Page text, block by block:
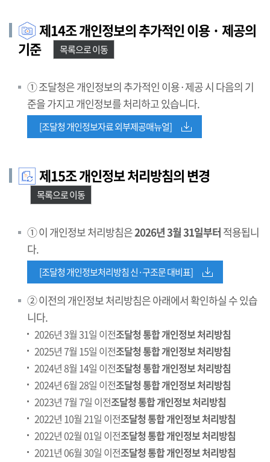
제14조 개인정보의 추가적인 이용 · 제공의
기준
목록으로 이동
① 조달청은 개인정보의 추가적인 이용·제공 시 다음의 기
준을 가지고 개인정보를 처리하고 있습니다.
[조달청 개인정보자료 외부제공매뉴얼]
제15조 개인정보 처리방침의 변경
목록으로 이동
① 이 개인정보 처리방침은2026년 3월 31일부터 적용됩니
다.
[조달청 개인정보처리방침 신·구조문 대비표]
② 이전의 개인정보 처리방침은 아래에서 확인하실 수 있습
니다.
2026년 3월 31일 이전조달청 통합 개인정보 처리방침
2025년 7월 15일 이전조달청 통합 개인정보 처리방침
2024년 8월 14일 이전조달청 통합 개인정보 처리방침
2024년 6월 28일 이전조달청 통합 개인정보 처리방침
2023년 7월 7일 이전조달청 통합 개인정보 처리방침
2022년 10월 21일 이전조달청 통합 개인정보 처리방침
2022년 02월 01일 이전조달청 통합 개인정보 처리방침
2021년 06월 30일 이전조달청 통합 개인정보 처리방침